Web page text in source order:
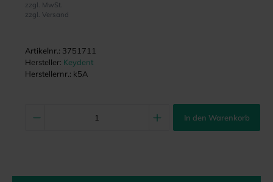
zzgl. MwSt.
zzgl. Versand
Artikelnr.: 3751711
Hersteller: Keydent
Herstellernr.: k5A
In den Warenkorb